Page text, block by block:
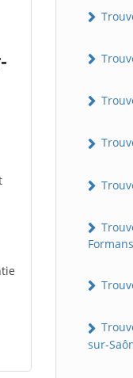
Formans
sur-